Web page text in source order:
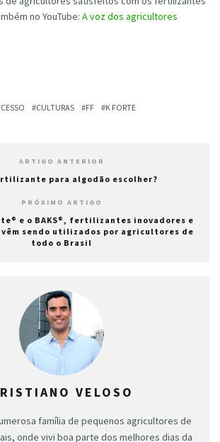
no YouTube: A voz dos agricultores
CULTURAS FF K FORTE
ARTIGO ANTERIOR
para algodão escolher?
PRÓXIMO ARTIGO
e o BAKS®, fertilizantes inovadores e
sendo utilizados por agricultores de
todo o Brasil
VELOSO
família de pequenos agricultores de
onde vivi boa parte dos melhores dias da